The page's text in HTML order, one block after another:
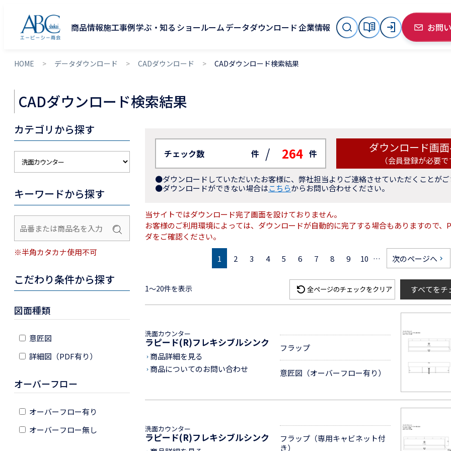
商品情報施工事例学ぶ・知る ショールームデータダウンロード企業情報 お問
HOME データダウンロード CADダウンロード CADダウンロード検索結果
CADダウンロード検索結果
カテゴリから探す
キーワードから探す
※半角カタカナ使用不可
こだわり条件から探す
図面種類
意匠図
詳細図（PDF有り）
オーバーフロー
オーバーフロー有り
オーバーフロー無し
チェック数 件 / 264 件 ダウンロード画
（会員登録が必要
ダウンロードしていただいたお客様に、弊社担当よりご連絡させていただくことが
ダウンロードができない場合はこちらからお問い合わせください。
当サイトではダウンロード完了画面を設けておりません。
お客様のご利用環境によっては、ダウンロードが自動的に完了する場合もありますので、
ダをご確認ください。
1 2 3 4 5 6 7 8 9 10 … 次のページへ keyboard_arrow_right
1～20件を表示 refresh 全ページのチェックをクリア すべてをチ
洗面カウンター
ラピード(R)フレキシブルシンク
keyboard_arrow_right 商品詳細を見る
keyboard_arrow_right 商品についてのお問い合わせ
フラップ
意匠図（オーバーフロー有り）
洗面カウンター
ラピード(R)フレキシブルシンク
フラップ（専用キャビネット付
き）